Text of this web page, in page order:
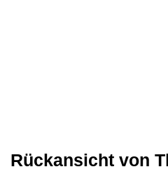
Rückansicht von